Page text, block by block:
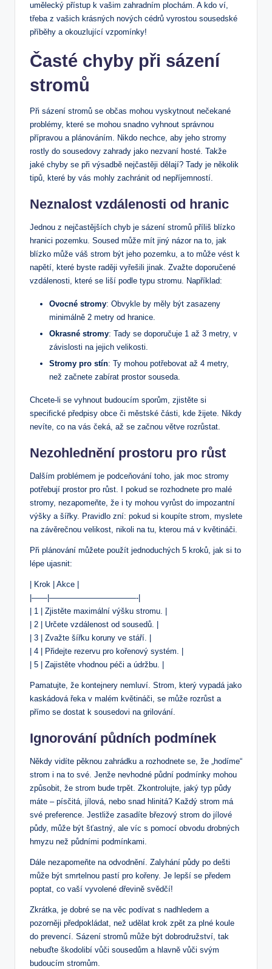
umělecký přístup k vašim zahradním plochám. A kdo ví,
třeba z vašich krásných nových cédrů vyrostou sousedské
příběhy a okouzlující vzpomínky!
Časté chyby při sázení
stromů
Při sázení stromů se občas mohou vyskytnout nečekané
problémy, které se mohou snadno vyhnout správnou
přípravou a plánováním. Nikdo nechce, aby jeho stromy
rostly do sousedovy zahrady jako nezvaní hosté. Takže
jaké chyby se při výsadbě nejčastěji dělají? Tady je několik
tipů, které by vás mohly zachránit od nepříjemností.
Neznalost vzdálenosti od hranic
Jednou z nejčastějších chyb je sázení stromů příliš blízko
hranici pozemku. Soused může mít jiný názor na to, jak
blízko může váš strom být jeho pozemku, a to může vést k
napětí, které byste raději vyřešili jinak. Zvažte doporučené
vzdálenosti, které se liší podle typu stromu. Například:
Ovocné stromy: Obvykle by měly být zasazeny
minimálně 2 metry od hranice.
Okrasné stromy: Tady se doporučuje 1 až 3 metry, v
závislosti na jejich velikosti.
Stromy pro stín: Ty mohou potřebovat až 4 metry,
než začnete zabírat prostor souseda.
Chcete-li se vyhnout budoucím sporům, zjistěte si
specifické předpisy obce či městské části, kde žijete. Nikdy
nevíte, co na vás čeká, až se začnou větve rozrůstat.
Nezohlednění prostoru pro růst
Dalším problémem je podceňování toho, jak moc stromy
potřebují prostor pro růst. I pokud se rozhodnete pro malé
stromy, nezapomeňte, že i ty mohou vyrůst do impozantní
výšky a šířky. Pravidlo zní: pokud si koupíte strom, myslete
na závěrečnou velikost, nikoli na tu, kterou má v květináči.
Při plánování můžete použít jednoduchých 5 kroků, jak si to
lépe ujasnit:
| Krok | Akce |
|——|———————————-|
| 1 | Zjistěte maximální výšku stromu. |
| 2 | Určete vzdálenost od sousedů. |
| 3 | Zvažte šířku koruny ve stáří. |
| 4 | Přidejte rezervu pro kořenový systém. |
| 5 | Zajistěte vhodnou péči a údržbu. |
Pamatujte, že kontejnery nemluví. Strom, který vypadá jako
kaskádová řeka v malém květináči, se může rozrůst a
přímo se dostat k sousedovi na grilování.
Ignorování půdních podmínek
Někdy vidíte pěknou zahrádku a rozhodnete se, že „hodíme“
strom i na to své. Jenže nevhodné půdní podmínky mohou
způsobit, že strom bude trpět. Zkontrolujte, jaký typ půdy
máte – písčitá, jílová, nebo snad hlinitá? Každý strom má
své preference. Jestliže zasadíte březový strom do jílové
půdy, může být šťastný, ale víc s pomocí obvodu drobných
hmyzu než půdními podmínkami.
Dále nezapomeňte na odvodnění. Zalyhání půdy po dešti
může být smrtelnou pastí pro kořeny. Je lepší se předem
poptat, co vaší vyvolené dřevině svědčí!
Zkrátka, je dobré se na věc podívat s nadhledem a
pozorněji předpokládat, než udělat krok zpět za plné koule
do prevencí. Sázení stromů může být dobrodružství, tak
nebuďte škodolibí vůči sousedům a hlavně vůči svým
budoucím stromům.